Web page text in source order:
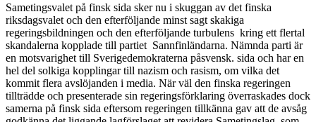
Sametingsvalet på finsk sida sker nu i skuggan av det finska
riksdagsvalet och den efterföljande minst sagt skakiga
regeringsbildningen och den efterföljande turbulens kring ett flertal
skandalerna kopplade till partiet Sannfinländarna. Nämnda parti är
en motsvarighet till Sverigedemokraterna påsvensk. sida och har en
hel del solkiga kopplingar till nazism och rasism, om vilka det
kommit flera avslöjanden i media. När väl den finska regeringen
tillträdde och presenterade sin regeringsförklaring överraskades dock
samerna på finsk sida eftersom regeringen tillkänna gav att de avsåg